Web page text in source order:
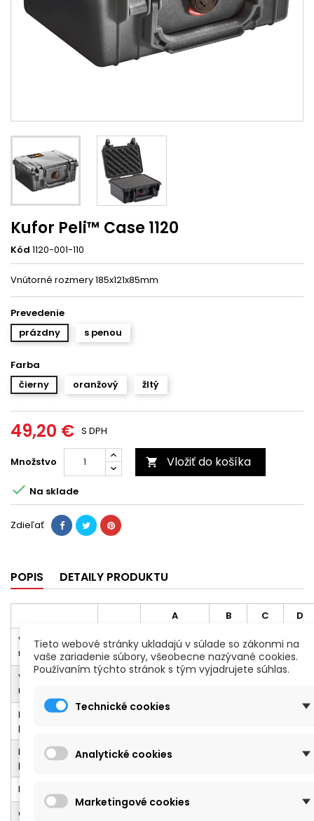
Kufor Peli™ Case 1120
Kód 1120-001-110
Vnútorné rozmery 185x121x85mm
Prevedenie
prázdny
s penou
Farba
čierny
oranžový žltý
49,20 € S DPH
Množstvo  Vložiť do košíka
 Na sklade
Zdieľať
POPIS DETAILY PRODUKTU
A B C
D
Vnútorné
rozmery
mm 185 121 75 13
Vonkajšie
rozmery
mm 206 167 90
Hmotnosť
prázdny
Kg 0,53
Hmotnosť s
penou
Kg 0,56
Plávateľnosť
Objem
Tieto webové stránky ukladajú v súlade so zákonmi na
vaše zariadenie súbory, všeobecne nazývané cookies.
Používaním týchto stránok s tým vyjadrujete súhlas.
Technické cookies
Analytické cookies
Marketingové cookies